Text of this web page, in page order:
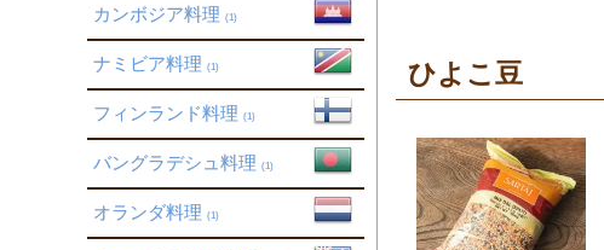
カンボジア料理 (1)
ナミビア料理 (1)
フィンランド料理 (1)
バングラデシュ料理 (1)
オランダ料理 (1)
ひよこ豆